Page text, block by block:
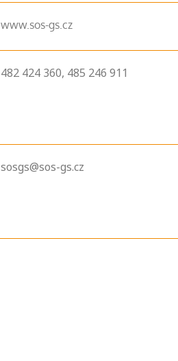
www.sos-gs.cz
482 424 360, 485 246 911
sosgs@sos-gs.cz